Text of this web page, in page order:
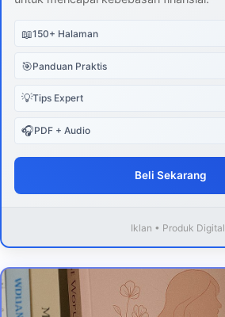
📖150+ Halaman
🎯Panduan Praktis
💡Tips Expert
🎧PDF + Audio
Beli Sekarang
Iklan • Produk Digital